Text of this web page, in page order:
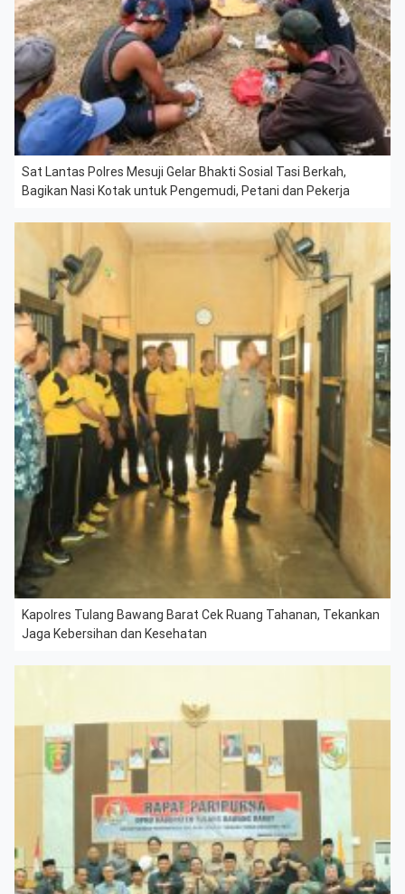
Sat Lantas Polres Mesuji Gelar Bhakti Sosial Tasi Berkah,
Bagikan Nasi Kotak untuk Pengemudi, Petani dan Pekerja
Kapolres Tulang Bawang Barat Cek Ruang Tahanan, Tekankan
Jaga Kebersihan dan Kesehatan